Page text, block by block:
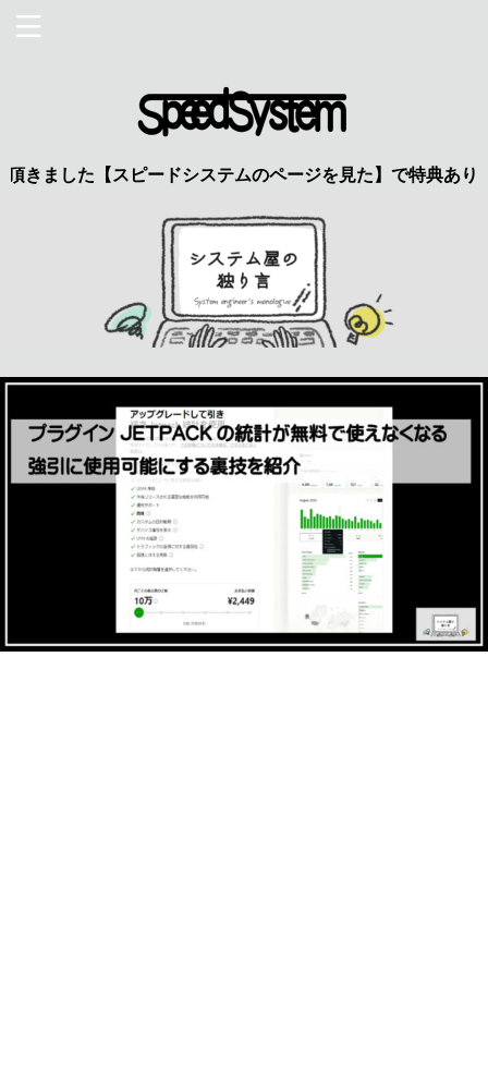
スピードシステムのページを見た】で特典あり 興味のある